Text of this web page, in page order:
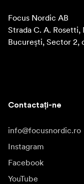
Focus Nordic AB
Strada C. A. Rosetti,
București, Sector 2,
Contactați-ne
info@focusnordic.ro
Instagram
Facebook
YouTube